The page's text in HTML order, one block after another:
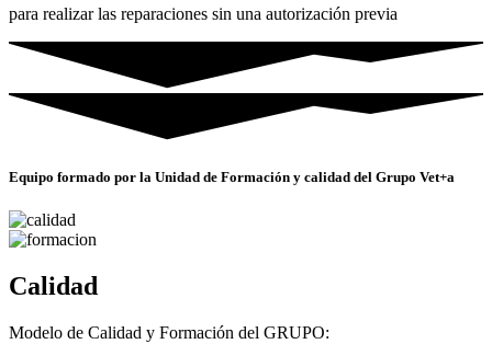
para realizar las reparaciones sin una autorización previa
Equipo formado por la Unidad de Formación y calidad del Grupo Vet+a
Calidad
Modelo de Calidad y Formación del GRUPO: